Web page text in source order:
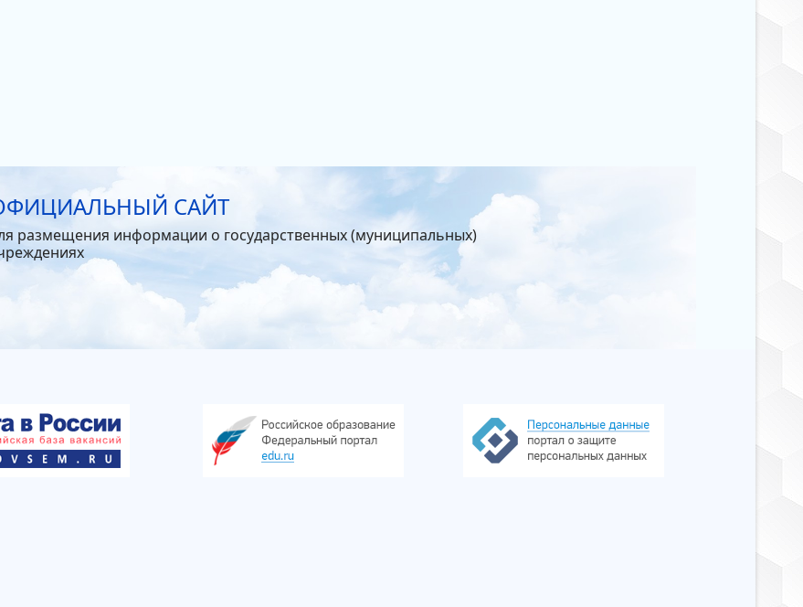
САЙТ
размещения информации о государственных (муниципальных)